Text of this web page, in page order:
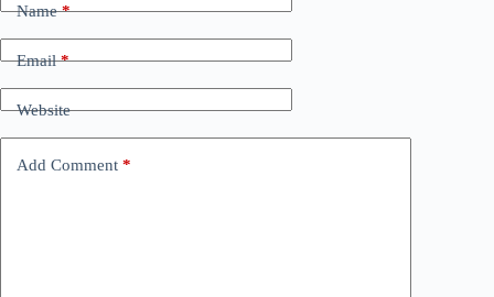
Name*
Email*
Website
Add Comment *